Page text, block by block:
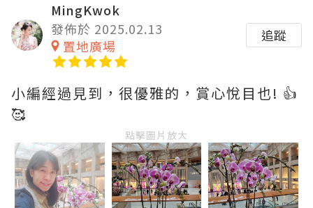
MingKwok
發佈於 2025.02.13
置地廣場
追蹤
小編經過見到，很優雅的，賞心悅目也! 👍
🥰
點擊圖片放大